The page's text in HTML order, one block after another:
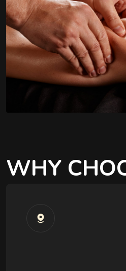
WHY